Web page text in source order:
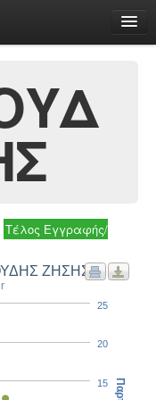
Τέλος Εγγραφής/
ΖΗΣΗΣ
15
20
25